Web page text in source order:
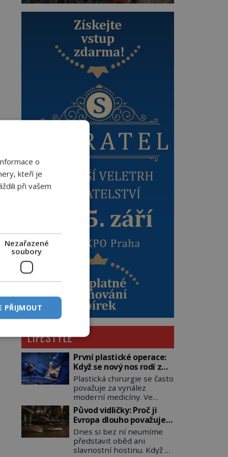
LIFESTYLE
První plastické operace:
Když se nový nos rodí z
kůže na tváři
Plastická chirurgie se často
považuje za vynález
moderní medicíny. Ve
skutečnosti jsou její
kořeny staré více než dva a
půl tisíce let. V dobách, kdy
ještě neexistují antibiotika
ani anestezie, se odvážní
lékaři pokoušejí vracet
Původ vidličky: Proč ji
Evropa dlouho považuje
za nástroj samotného
satana?
Dnes si bez ní neumíme
představit oběd ani
slavnostní hostinu. Když se
o
kteří je
při vašem
Nezařazené
soubory
PŘIJMOUT